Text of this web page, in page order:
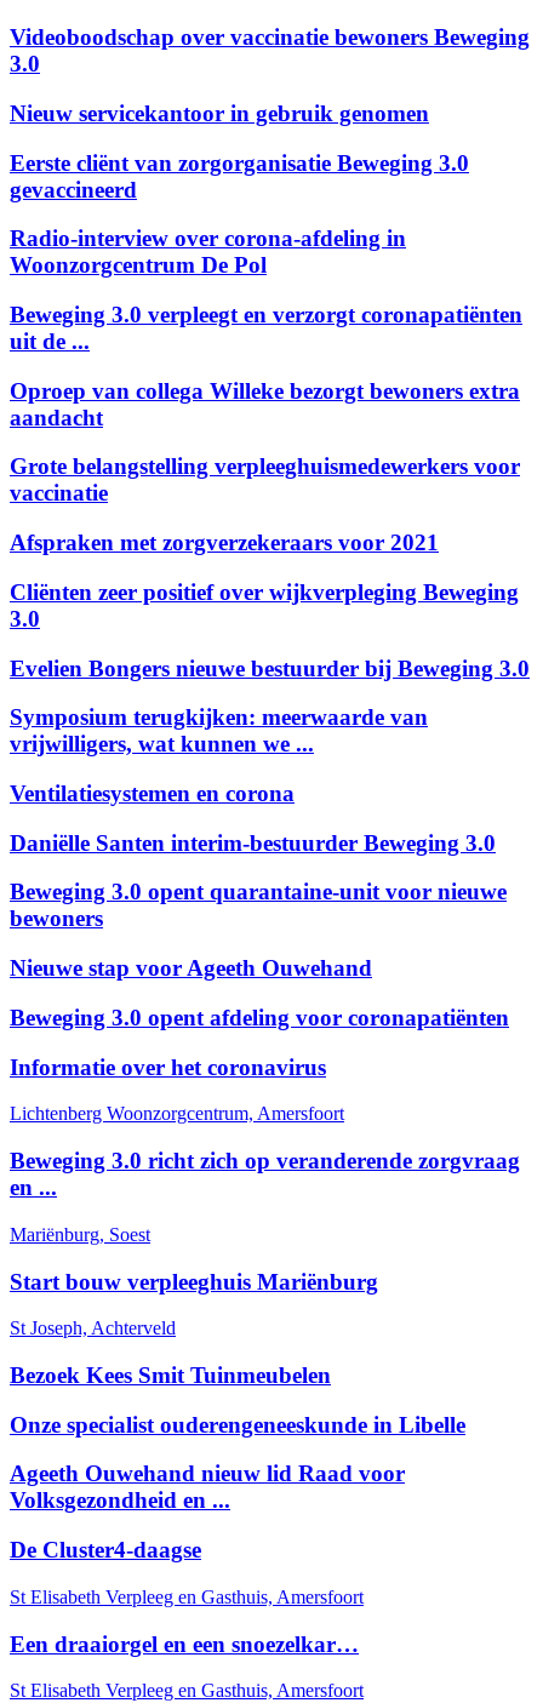
Videoboodschap over vaccinatie bewoners Beweging
3.0
Nieuw servicekantoor in gebruik genomen
Eerste cliënt van zorgorganisatie Beweging 3.0
gevaccineerd
Radio-interview over corona-afdeling in
Woonzorgcentrum De Pol
Beweging 3.0 verpleegt en verzorgt coronapatiënten
uit de ...
Oproep van collega Willeke bezorgt bewoners extra
aandacht
Grote belangstelling verpleeghuismedewerkers voor
vaccinatie
Afspraken met zorgverzekeraars voor 2021
Cliënten zeer positief over wijkverpleging Beweging
3.0
Evelien Bongers nieuwe bestuurder bij Beweging 3.0
Symposium terugkijken: meerwaarde van
vrijwilligers, wat kunnen we ...
Ventilatiesystemen en corona
Daniëlle Santen interim-bestuurder Beweging 3.0
Beweging 3.0 opent quarantaine-unit voor nieuwe
bewoners
Nieuwe stap voor Ageeth Ouwehand
Beweging 3.0 opent afdeling voor coronapatiënten
Informatie over het coronavirus
Lichtenberg Woonzorgcentrum, Amersfoort
Beweging 3.0 richt zich op veranderende zorgvraag
en ...
Mariënburg, Soest
Start bouw verpleeghuis Mariënburg
St Joseph, Achterveld
Bezoek Kees Smit Tuinmeubelen
Onze specialist ouderengeneeskunde in Libelle
Ageeth Ouwehand nieuw lid Raad voor
Volksgezondheid en ...
De Cluster4-daagse
St Elisabeth Verpleeg en Gasthuis, Amersfoort
Een draaiorgel en een snoezelkar…
St Elisabeth Verpleeg en Gasthuis, Amersfoort